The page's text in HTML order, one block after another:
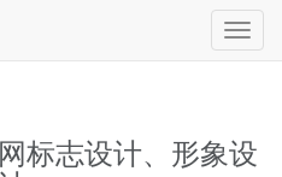
Toggle
标志设计、形象设